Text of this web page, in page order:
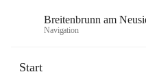
Breitenbrunn am
Navigation
Start